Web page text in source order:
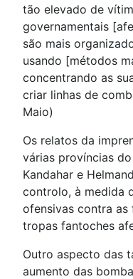
tão elevado de
governamentais
são mais
usando [métodos
concentrando as
criar linhas de
Maio)
Os relatos da
várias províncias
Kandahar e
controlo, à medida
ofensivas contra
tropas fantoches
Outro aspecto das
aumento das